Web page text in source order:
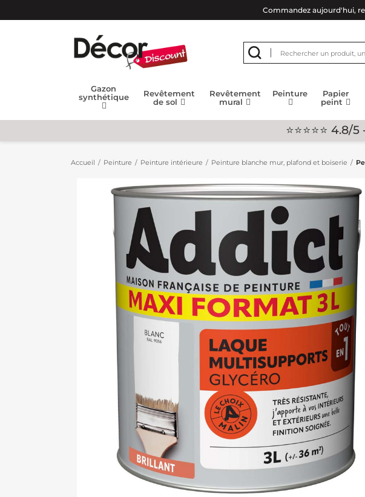
Commandez aujourd'hui,
Gazon
synthétique
Revêtement
de sol
Revêtement
mural
Peinture
Papier
peint
⭐⭐⭐⭐⭐
Accueil Peinture Peinture intérieure Peinture blanche mur, plafond et boiserie